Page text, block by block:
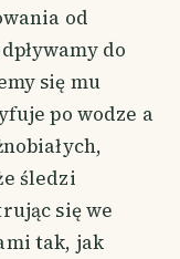
od
do
się mu
po wodze a
śledzi
się we
tak, jak